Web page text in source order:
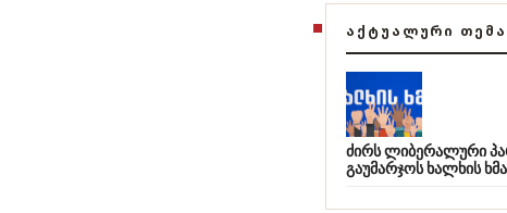
ᲐᲥᲢᲣᲐᲚᲣᲠᲘ ᲗᲔᲛᲐ
ძირს ლიბერალური
გაუმარჯოს ხალხის